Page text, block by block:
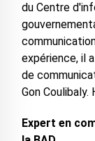
du Centre
expérience, il
de
Gon Coulibaly.
Expert en